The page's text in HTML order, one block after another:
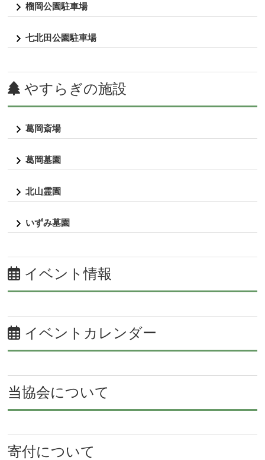
榴岡公園駐車場
七北田公園駐車場
やすらぎの施設
葛岡斎場
葛岡墓園
北山霊園
いずみ墓園
イベント情報
イベントカレンダー
当協会について
寄付について